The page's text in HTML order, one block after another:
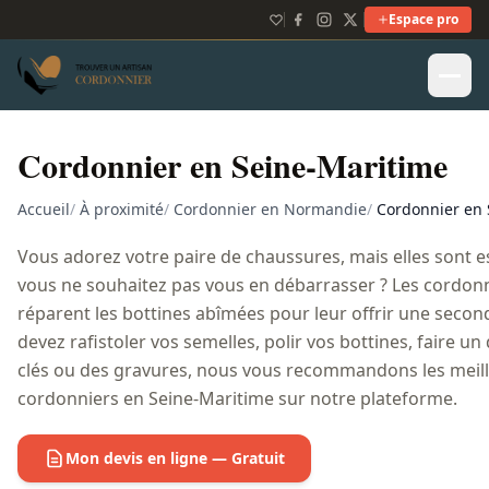
Espace pro
Cordonnier en Seine-Maritime
Accueil/ À proximité/ Cordonnier en Normandie/ Cordonnier en
Vous adorez votre paire de chaussures, mais elles sont
vous ne souhaitez pas vous en débarrasser ? Les
réparent les bottines abîmées pour leur offrir une
devez rafistoler vos semelles, polir vos bottines, faire un
clés ou des gravures, nous vous recommandons les
cordonniers en Seine-Maritime sur notre plateforme.
Mon devis en ligne — Gratuit